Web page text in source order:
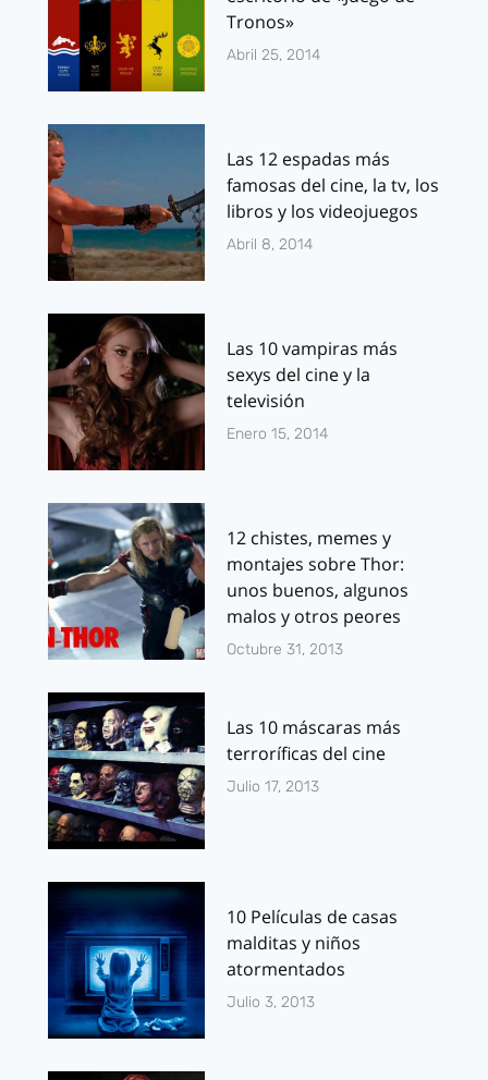
Tronos»
Abril 25, 2014
Las 12 espadas más
famosas del cine, la tv, los
libros y los videojuegos
Abril 8, 2014
Las 10 vampiras más
sexys del cine y la
televisión
Enero 15, 2014
12 chistes, memes y
montajes sobre Thor:
unos buenos, algunos
malos y otros peores
Octubre 31, 2013
Las 10 máscaras más
terroríficas del cine
Julio 17, 2013
10 Películas de casas
malditas y niños
atormentados
Julio 3, 2013